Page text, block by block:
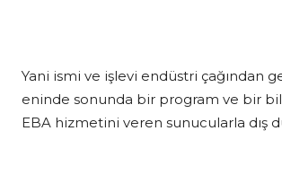
Yani ismi ve işlevi endüstri çağından
eninde sonunda bir program ve bir
EBA hizmetini veren sunucularla dış